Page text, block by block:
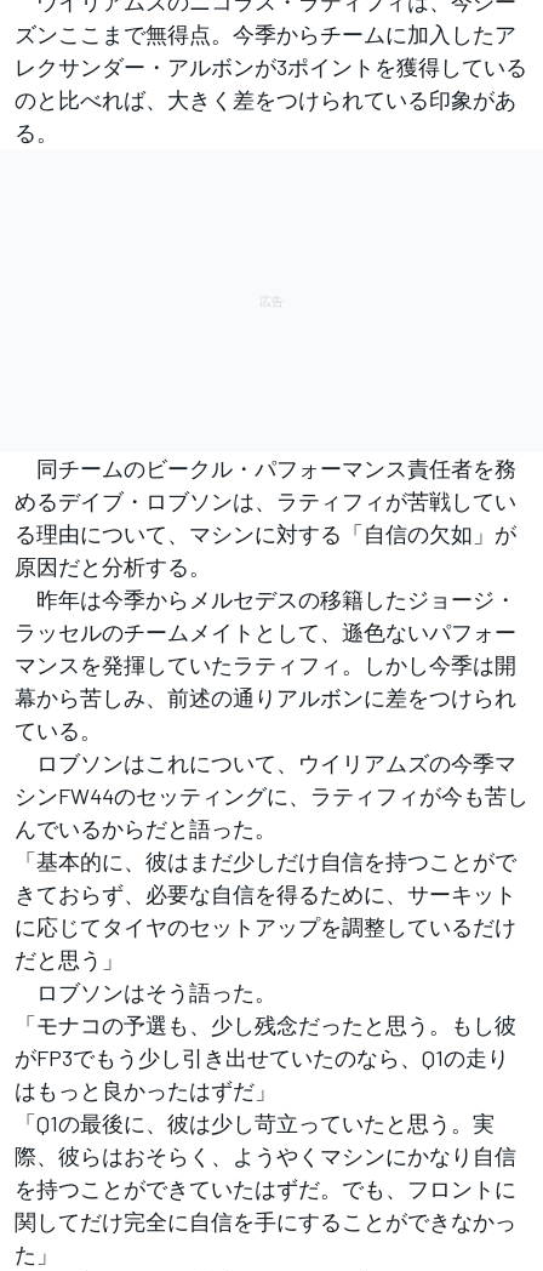
ズンここまで無得点。今季からチームに加入したア
レクサンダー・アルボンが3ポイントを獲得している
のと比べれば、大きく差をつけられている印象があ
る。
同チームのビークル・パフォーマンス責任者を務
めるデイブ・ロブソンは、ラティフィが苦戦してい
る理由について、マシンに対する「自信の欠如」が
原因だと分析する。
昨年は今季からメルセデスの移籍したジョージ・
ラッセルのチームメイトとして、遜色ないパフォー
マンスを発揮していたラティフィ。しかし今季は開
幕から苦しみ、前述の通りアルボンに差をつけられ
ている。
ロブソンはこれについて、ウイリアムズの今季マ
シンFW44のセッティングに、ラティフィが今も苦し
んでいるからだと語った。
「基本的に、彼はまだ少しだけ自信を持つことがで
きておらず、必要な自信を得るために、サーキット
に応じてタイヤのセットアップを調整しているだけ
だと思う」
ロブソンはそう語った。
「モナコの予選も、少し残念だったと思う。もし彼
がFP3でもう少し引き出せていたのなら、Q1の走り
はもっと良かったはずだ」
「Q1の最後に、彼は少し苛立っていたと思う。実
際、彼らはおそらく、ようやくマシンにかなり自信
を持つことができていたはずだ。でも、フロントに
関してだけ完全に自信を手にすることができなかっ
た」